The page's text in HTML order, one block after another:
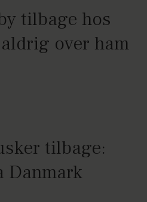
tilbage hos
over ham
tilbage:
Danmark